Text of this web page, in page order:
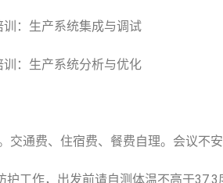
：生产系统集成与调试
：生产系统分析与优化
通费、住宿费、餐费自理。会议不安
工作，出发前请自测体温不高于37.3